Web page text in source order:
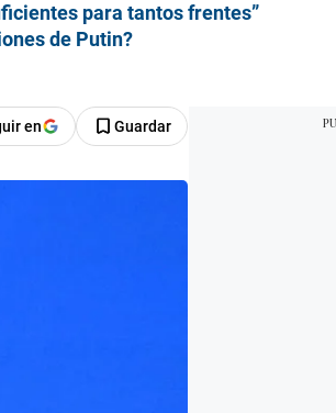
para tantos frentes”
de Putin?
en Guardar